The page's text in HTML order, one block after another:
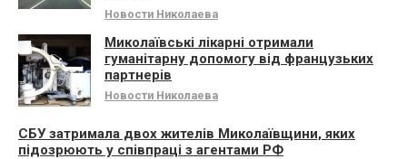
Новости Николаева
Миколаївські лікарні отримали
гуманітарну допомогу від французьких
партнерів
Новости Николаева
СБУ затримала двох жителів Миколаївщини, яких
підозрюють у співпраці з агентами РФ